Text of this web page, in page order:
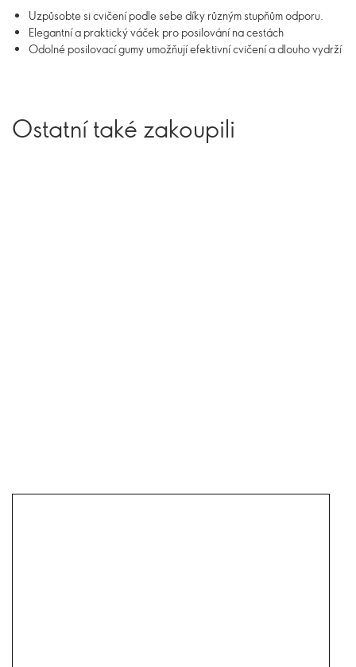
Uzpůsobte si cvičení podle sebe díky různým stupňům odporu.
Elegantní a praktický váček pro posilování na cestách
Odolné posilovací gumy umožňují efektivní cvičení a dlouho vydrží
Ostatní také zakoupili